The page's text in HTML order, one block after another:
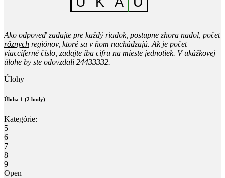
Ako odpoveď zadajte pre každý riadok, postupne zhora nadol, počet
rôznych regiónov, ktoré sa v ňom nachádzajú. Ak je počet
viacciferné číslo, zadajte iba cifru na mieste jednotiek. V ukážkovej
úlohe by ste odovzdali 24433332.
Úlohy
Úloha 1 (2 body)
Kategórie:
5
6
7
8
9
Open